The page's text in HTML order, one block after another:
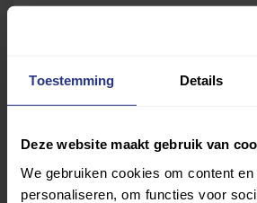
Toestemming Details
Deze website maakt gebruik van
We gebruiken cookies om content
personaliseren, om functies voor
Zelf beoordelen
Om deze sportruimte te beoordelen
Inloggen